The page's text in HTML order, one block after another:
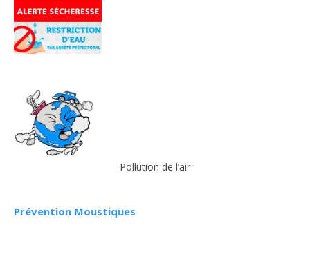
Pollution de l’air
Prévention Moustiques